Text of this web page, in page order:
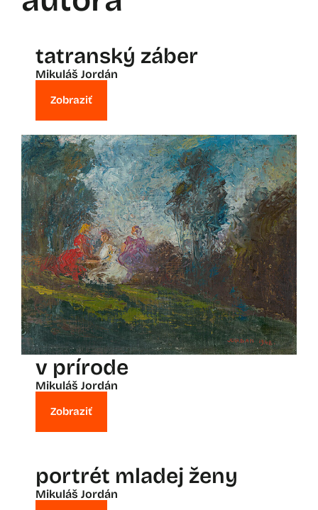
tatranský záber
Mikuláš Jordán
Zobraziť
v prírode
Mikuláš Jordán
Zobraziť
portrét mladej ženy
Mikuláš Jordán